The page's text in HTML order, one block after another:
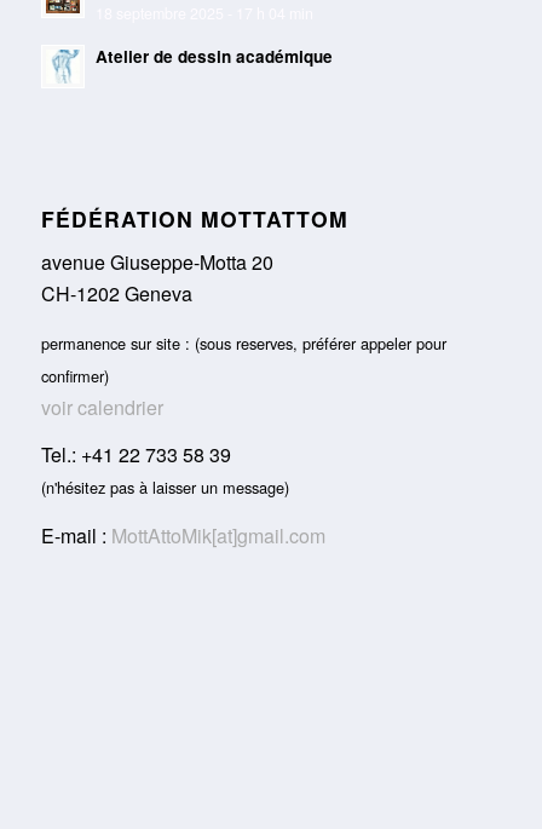
Atelier de dessin académique
FÉDÉRATION MOTTATTOM
avenue Giuseppe-Motta 20
CH-1202 Geneva
permanence sur site : (sous reserves, préférer appeler pour
confirmer)
voir calendrier
Tel.: +41 22 733 58 39
(n'hésitez pas à laisser un message)
E-mail : MottAttoMik[at]gmail.com